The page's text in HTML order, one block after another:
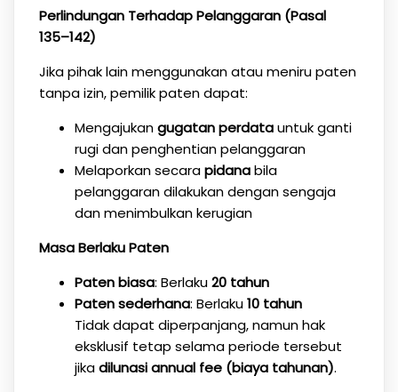
Perlindungan Terhadap Pelanggaran (Pasal
135–142)
Jika pihak lain menggunakan atau meniru paten
tanpa izin, pemilik paten dapat:
Mengajukangugatan perdatauntuk ganti
rugi dan penghentian pelanggaran
Melaporkan secarapidanabila
pelanggaran dilakukan dengan sengaja
dan menimbulkan kerugian
Masa Berlaku Paten
Paten biasa: Berlaku20 tahun
Paten sederhana: Berlaku10 tahun
Tidak dapat diperpanjang, namun hak
eksklusif tetap selama periode tersebut
jikadilunasi annual fee (biaya tahunan).